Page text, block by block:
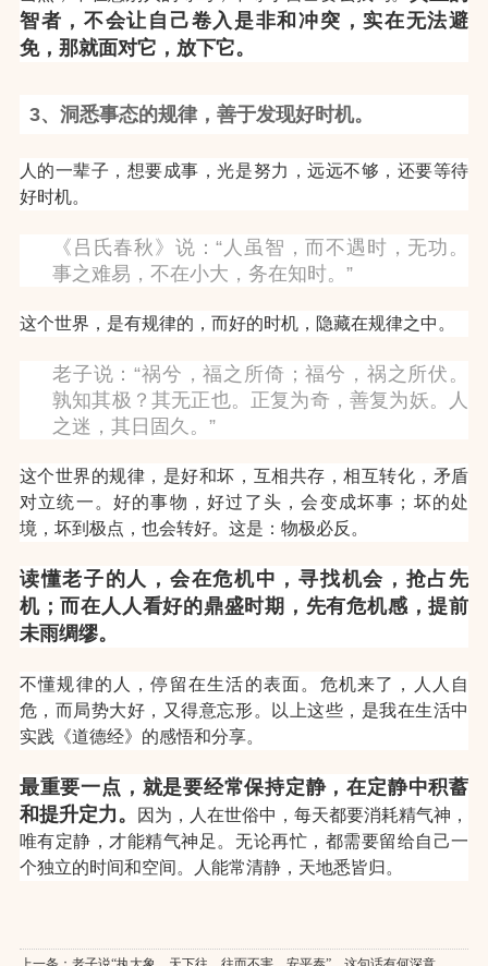
智者，不会让自己卷入是非和冲突，实在无法避
免，那就面对它，放下它。
3、洞悉事态的规律，善于发现好时机。
人的一辈子，想要成事，光是努力，远远不够，还要等待
好时机。
《吕氏春秋》说：“人虽智，而不遇时，无功。
事之难易，不在小大，务在知时。”
这个世界，是有规律的，而好的时机，隐藏在规律之中。
老子说：“祸兮，福之所倚；福兮，祸之所伏。
孰知其极？其无正也。正复为奇，善复为妖。人
之迷，其日固久。”
这个世界的规律，是好和坏，互相共存，相互转化，矛盾
对立统一。好的事物，好过了头，会变成坏事；坏的处
境，坏到极点，也会转好。这是：物极必反。
读懂老子的人，会在危机中，寻找机会，抢占先
机；而在人人看好的鼎盛时期，先有危机感，提前
未雨绸缪。
不懂规律的人，停留在生活的表面。危机来了，人人自
危，而局势大好，又得意忘形。
以上这些，是我在生活中
实践《道德经》的感悟和分享。
最重要一点，就是要经常保持定静，在定静中积蓄
和提升定力。
因为，人在世俗中，每天都要消耗精气神，
唯有定静，才能精气神足。无论再忙，都需要留给自己一
个独立的时间和空间。人能常清静，天地悉皆归。